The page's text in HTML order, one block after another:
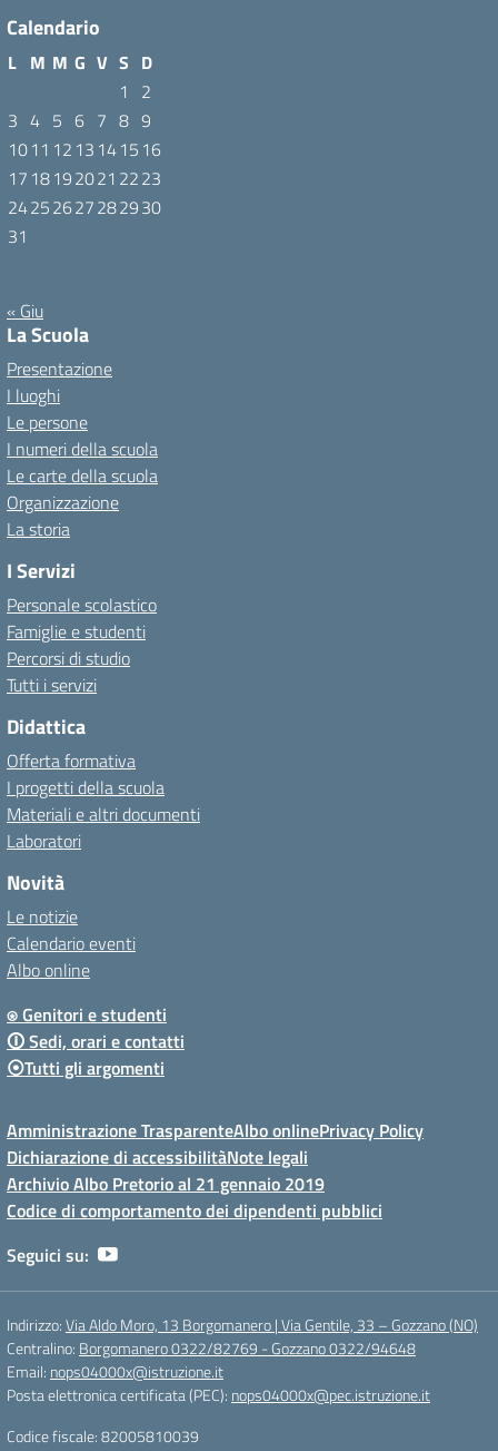
Calendario
L M M G V S D
1
2
3 4 5 6 7 8 9
1011 12 13 1415 16
17 18192021 2223
24252627282930
31
« Giu
La Scuola
Presentazione
I luoghi
Le persone
I numeri della scuola
Le carte della scuola
Organizzazione
La storia
I Servizi
Personale scolastico
Famiglie e studenti
Percorsi di studio
Tutti i servizi
Didattica
Offerta formativa
I progetti della scuola
Materiali e altri documenti
Laboratori
Novità
Le notizie
Calendario eventi
Albo online
⍟ Genitori e studenti
🛈 Sedi, orari e contatti
⦿Tutti gli argomenti
Amministrazione TrasparenteAlbo onlinePrivacy Policy
Dichiarazione di accessibilitàNote legali
Archivio Albo Pretorio al 21 gennaio 2019
Codice di comportamento dei dipendenti pubblici
Seguici su:
Indirizzo:Via Aldo Moro, 13 Borgomanero | Via Gentile, 33 – Gozzano (NO)
Centralino: Borgomanero 0322/82769 - Gozzano 0322/94648
Email: nops04000x@istruzione.it
Posta elettronica certificata (PEC): nops04000x@pec.istruzione.it
Codice fiscale: 82005810039